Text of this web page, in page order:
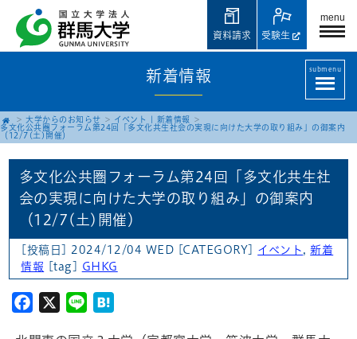
menu
受験生
資料請求
新着情報 submenu
大学からのお知らせ イベント
新着情報
多文化公共圏フォーラム第24回「多文化共生社会の実現に向けた大学の取り組み」の御案内
（12/7(土)開催）
多文化公共圏フォーラム第24回「多文化共生社
会の実現に向けた大学の取り組み」の御案内
（12/7(土)開催）
[投稿日] 2024/12/04 WED [CATEGORY] イベント ,新着
情報 [tag] GHKG
Facebook
X Line